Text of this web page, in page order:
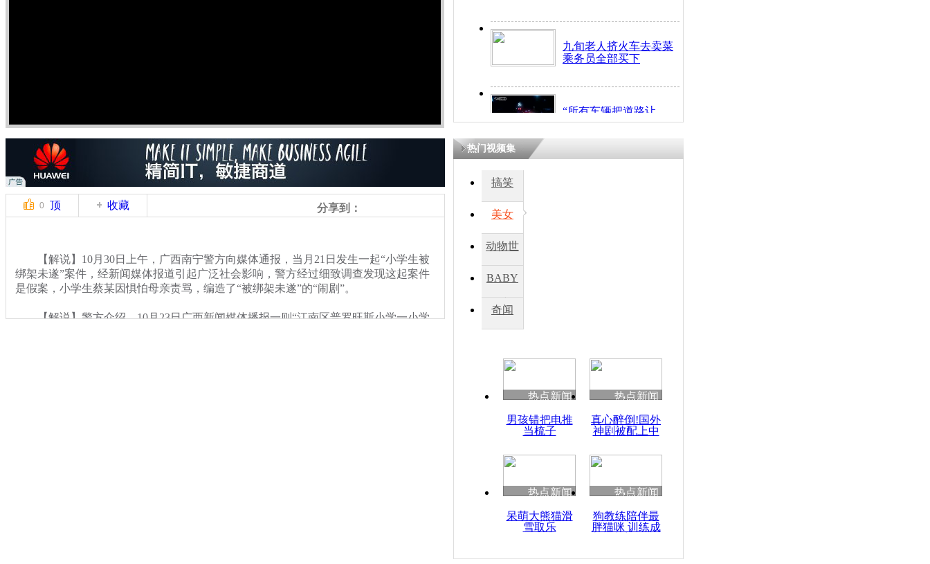
九旬老人挤火车去卖菜
乘务员全部买下
“所有车辆把道路让
开！”儿童突发疾病交
因
度苗族花山节
魂
0 顶 收藏 分享到：
【解说】10月30日上午，广西南宁警方向媒体通报，当月21日发生一起“小学生被
绑架未遂”案件，经新闻媒体报道引起广泛社会影响，警方经过细致调查发现这起案件
是假案，小学生蔡某因惧怕母亲责骂，编造了“被绑架未遂”的“闹剧”。
【解说】警方介绍，10月23日广西新闻媒体播报一则“江南区普罗旺斯小学一小学
热门视频集
搞笑
美女
动物世
BABY
秀
奇闻
热点新闻
男孩错把电推
当梳子
热点新闻
真心醉倒!国外
神剧被配上中
热点新闻
呆萌大熊猫滑
雪取乐
热点新闻
狗教练陪伴最
胖猫咪 训练成